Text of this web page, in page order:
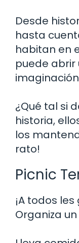
Desde
hasta
habitan en
puede abrir
¿Qué tal si
historia,
los
rato!
Picnic
¡A todos
Organiza